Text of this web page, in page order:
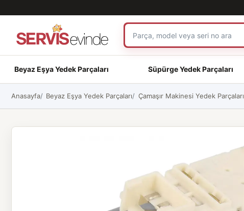
Beyaz Eşya Yedek Parçaları Süpürge Yedek Parçaları
Anasayfa Beyaz Eşya Yedek Parçaları Çamaşır Makinesi Yedek Parçaları